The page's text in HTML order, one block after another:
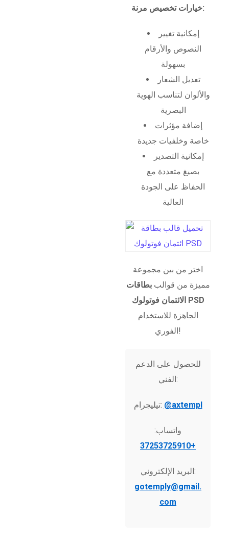
خيارات تخصيص مرنة:
إمكانية تغيير
النصوص والأرقام
بسهولة
تعديل الشعار
والألوان لتناسب الهوية
البصرية
إضافة مؤثرات
خاصة وخلفيات جديدة
إمكانية التصدير
بصيغ متعددة مع
الحفاظ على الجودة
العالية
اختر من بين مجموعة
مميزة من قوالببطاقات
الائتمان فوتولوك PSD
الجاهزة للاستخدام
الفوري!
للحصول على الدعم
الفني:
تيليجرام: @axtempl
واتساب:
+37253725910
البريد الإلكتروني:
gotemply@gmail.
com